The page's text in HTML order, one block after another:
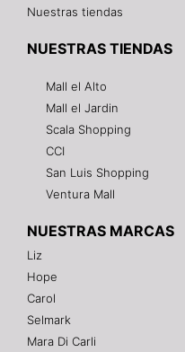
Nuestras tiendas
NUESTRAS TIENDAS
Mall el Alto
Mall el Jardin
Scala Shopping
CCI
San Luis Shopping
Ventura Mall
NUESTRAS MARCAS
Liz
Hope
Carol
Selmark
Mara Di Carli